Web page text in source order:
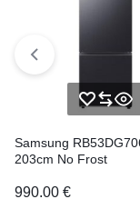
Samsung
203cm No Frost
990.00 €